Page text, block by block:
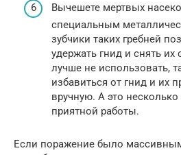
Вычешете мертвых
специальным
зубчики таких гребней
удержать гнид и снять их
лучше не использовать,
избавиться от гнид и их
вручную. А это
приятной работы.
Если поражение было